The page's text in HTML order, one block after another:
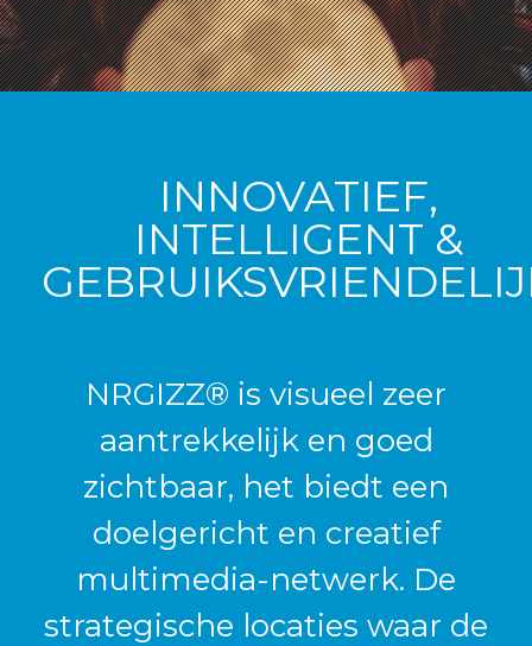
INNOVATIEF,
INTELLIGENT &
NRGIZZ® is visueel zeer
aantrekkelijk en goed
zichtbaar, het biedt een
doelgericht en creatief
multimedia-netwerk. De
strategische locaties waar de